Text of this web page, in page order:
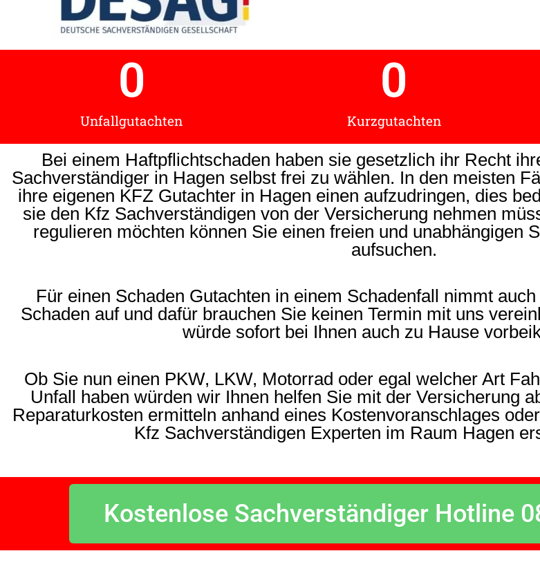
Unfallgutachten
0
Kurzgutachten
0
Bei einem Haftpflichtschaden haben sie gesetzlich ihr Recht
Sachverständiger in Hagen selbst frei zu wählen. In den meisten
ihre eigenen KFZ Gutachter in Hagen einen aufzudringen, dies
sie den Kfz Sachverständigen von der Versicherung nehmen
regulieren möchten können Sie einen freien und unabhängigen
aufsuchen.
Für einen Schaden Gutachten in einem Schadenfall nimmt
Schaden auf und dafür brauchen Sie keinen Termin mit uns
würde sofort bei Ihnen auch zu Hause
Ob Sie nun einen PKW, LKW, Motorrad oder egal welcher Art
Unfall haben würden wir Ihnen helfen Sie mit der Versicherung
Reparaturkosten ermitteln anhand eines Kostenvoranschlages
Kfz Sachverständigen Experten im Raum Hagen
Kostenlose Sachverständiger Hotline